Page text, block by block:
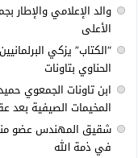
والد الإعلامي والإطار
الأعلى
“الكتاب” يزكي
الحناوي بتاونات
ابن تاونات الجمعوي
المخيمات الصيفية بعد
شقيق المهندس عضو
في ذمة الله